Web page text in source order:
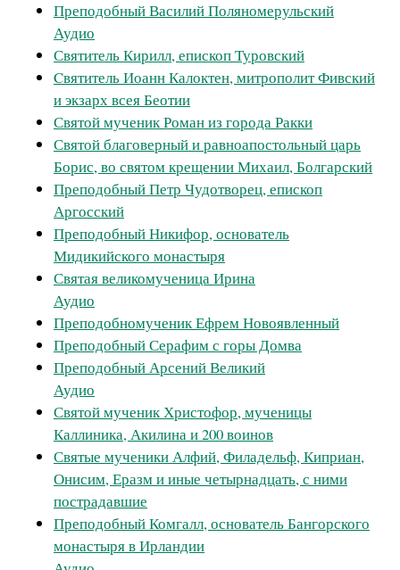
Преподобный Василий Поляномерульский
Аудио
Святитель Кирилл, епископ Туровский
Cвятитель Иоанн Калоктен, митрополит Фивский
и экзарх всея Беотии
Святой мученик Роман из города Ракки
Святой благоверный и равноапостольный царь
Борис, во святом крещении Михаил, Болгарский
Преподобный Петр Чудотворец, епископ
Аргосский
Преподобный Никифор, основатель
Мидикийского монастыря
Святая великомученица Ирина
Аудио
Преподобномученик Ефрем Новоявленный
Преподобный Серафим с горы Домва
Преподобный Арсений Великий
Аудио
Святой мученик Христофор, мученицы
Каллиника, Акилина и 200 воинов
Святые мученики Алфий, Филадельф, Киприан,
Онисим, Еразм и иные четырнадцать, с ними
пострадавшие
Преподобный Комгалл, основатель Бангорского
монастыря в Ирландии